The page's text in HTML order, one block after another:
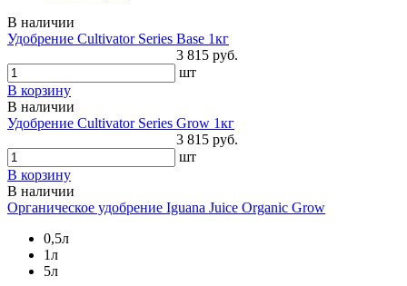
В наличии
Удобрение Cultivator Series Base 1кг
3 815 руб.
шт
В корзину
В наличии
Удобрение Cultivator Series Grow 1кг
3 815 руб.
шт
В корзину
В наличии
Органическое удобрение Iguana Juice Organic Grow
0,5л
1л
5л